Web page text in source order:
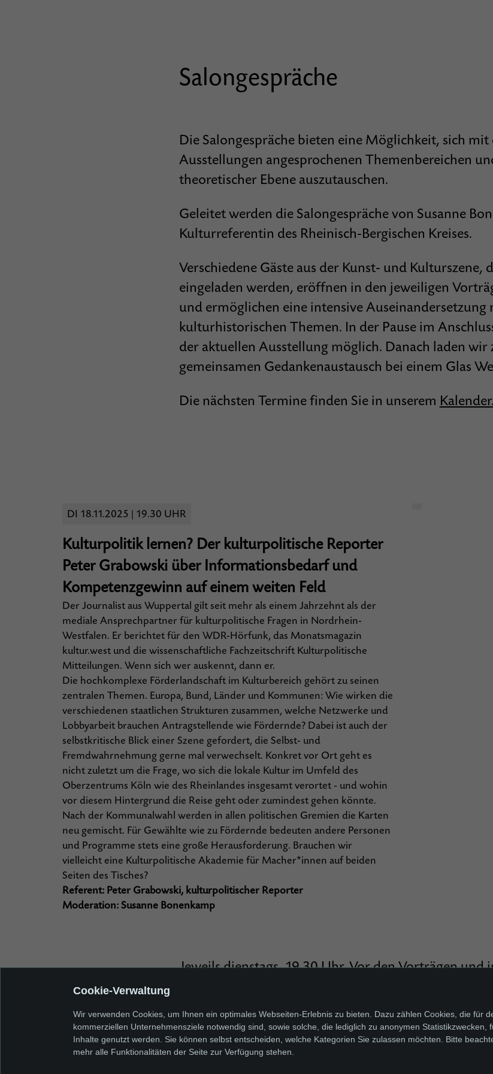
Salongespräche
Die Salongespräche bieten eine Möglichkeit, sich mit
Ausstellungen angesprochenen Themenbereichen
theoretischer Ebene auszutauschen.
Geleitet werden die Salongespräche von Susanne
Kulturreferentin des Rheinisch-Bergischen Kreises.
Verschiedene Gäste aus der Kunst- und Kulturszene,
eingeladen werden, eröffnen in den jeweiligen
und ermöglichen eine intensive
kulturhistorischen Themen. In der Pause im
der aktuellen Ausstellung möglich. Danach laden wir
gemeinsamen Gedankenaustausch bei einem Glas
Die nächsten Termine finden Sie in unserem Kalender.
DI 18.11.2025 | 19.30 UHR
Kulturpolitik lernen? Der kulturpolitische Reporter
Peter Grabowski über Informationsbedarf und
Kompetenzgewinn auf einem weiten Feld
Der Journalist aus Wuppertal gilt seit mehr als einem Jahrzehnt als der
mediale Ansprechpartner für kulturpolitische Fragen in Nordrhein-
Westfalen. Er berichtet für den WDR-Hörfunk, das Monatsmagazin
kultur.west und die wissenschaftliche Fachzeitschrift Kulturpolitische
Mitteilungen. Wenn sich wer auskennt, dann er.
Die hochkomplexe Förderlandschaft im Kulturbereich gehört zu seinen
zentralen Themen. Europa, Bund, Länder und Kommunen: Wie wirken die
verschiedenen staatlichen Strukturen zusammen, welche Netzwerke und
Lobbyarbeit brauchen Antragstellende wie Fördernde? Dabei ist auch der
selbstkritische Blick einer Szene gefordert, die Selbst- und
Fremdwahrnehmung gerne mal verwechselt. Konkret vor Ort geht es
nicht zuletzt um die Frage, wo sich die lokale Kultur im Umfeld des
Oberzentrums Köln wie des Rheinlandes insgesamt verortet - und wohin
vor diesem Hintergrund die Reise geht oder zumindest gehen könnte.
Nach der Kommunalwahl werden in allen politischen Gremien die Karten
neu gemischt. Für Gewählte wie zu Fördernde bedeuten andere Personen
und Programme stets eine große Herausforderung. Brauchen wir
vielleicht eine Kulturpolitische Akademie für Macher*innen auf beiden
Seiten des Tisches?
Referent: Peter Grabowski, kulturpolitischer Reporter
Moderation: Susanne Bonenkamp
Jeweils dienstags, 19.30 Uhr. Vor den Vorträgen und
Kostenbeitrag 6 €|3 € für Schüler*innen,
Cookie-Verwaltung
Wir verwenden Cookies, um Ihnen ein optimales Webseiten-Erlebnis zu bieten. Dazu zählen Cookies, die für
kommerziellen Unternehmensziele notwendig sind, sowie solche, die lediglich zu anonymen
Inhalte genutzt werden. Sie können selbst entscheiden, welche Kategorien Sie zulassen möchten. Bitte
mehr alle Funktionalitäten der Seite zur Verfügung stehen.